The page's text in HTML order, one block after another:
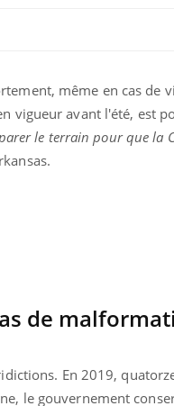
même en cas de
vigueur avant l'été, est
le terrain pour que la
de
En 2019,
le gouvernement